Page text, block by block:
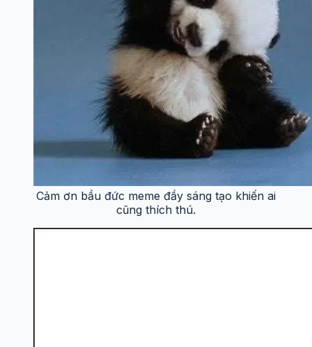
Cảm ơn bầu đức meme đầy sáng tạo khiến ai
cũng thích thú.